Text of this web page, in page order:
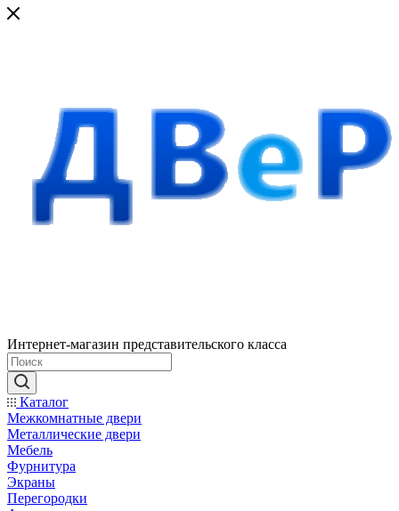
Интернет-магазин представительского класса
Каталог
Межкомнатные двери
Металлические двери
Мебель
Фурнитура
Экраны
Перегородки